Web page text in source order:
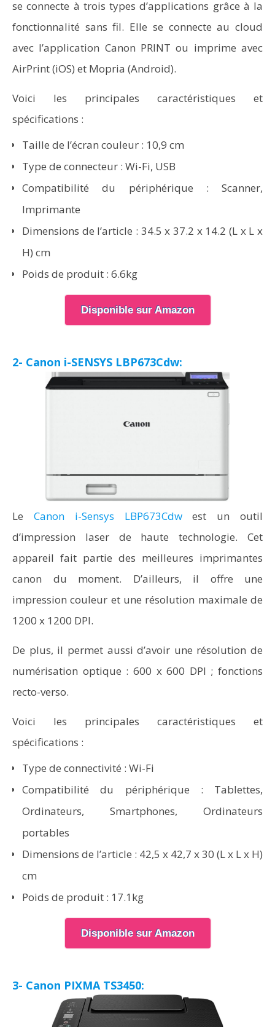
se connecte à trois types d’applications grâce à la
fonctionnalité sans fil. Elle se connecte au cloud
avec l’application Canon PRINT ou imprime avec
AirPrint (iOS) et Mopria (Android).
Voici les principales caractéristiques et
spécifications :
Taille de l’écran couleur : 10,9 cm
Type de connecteur : Wi-Fi, USB
Compatibilité du périphérique : Scanner,
Imprimante
Dimensions de l’article : 34.5 x 37.2 x 14.2 (L x L x
H) cm
Poids de produit : 6.6kg
Disponible sur Amazon
2- Canon i-SENSYS LBP673Cdw:
Le Canon i-Sensys LBP673Cdwest un outil
d’impression laser de haute technologie. Cet
appareil fait partie des meilleures imprimantes
canon du moment. D’ailleurs, il offre une
impression couleur et une résolution maximale de
1200 x 1200 DPI.
De plus, il permet aussi d’avoir une résolution de
numérisation optique : 600 x 600 DPI ; fonctions
recto-verso.
Voici les principales caractéristiques et
spécifications :
Type de connectivité : Wi-Fi
Compatibilité du périphérique : Tablettes,
Ordinateurs, Smartphones, Ordinateurs
portables
Dimensions de l’article : 42,5 x 42,7 x 30 (L x L x H)
cm
Poids de produit : 17.1kg
Disponible sur Amazon
3- Canon PIXMA TS3450: